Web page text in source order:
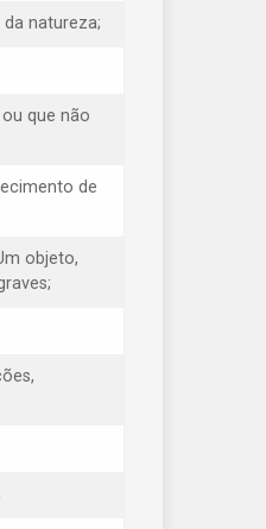
natureza;
que não
de
objeto,